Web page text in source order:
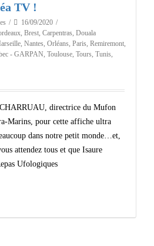
TV !
16/09/2020
, Brest, Carpentras, Douala
, Nantes, Orléans, Paris, Remiremont,
- GARPAN, Toulouse, Tours, Tunis,
directrice du Mufon
Marins, pour cette affiche ultra
dans notre petit monde…et,
attendez tous et que Isaure
Ufologiques